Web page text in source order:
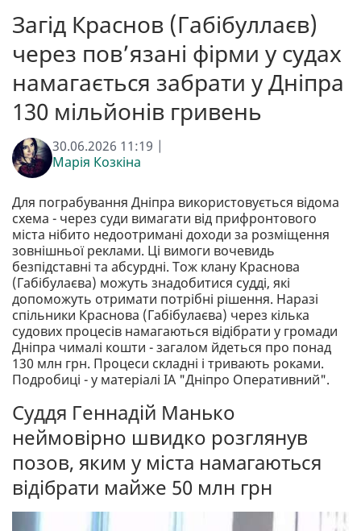
Загід Краснов (Габібуллаєв)
через повʼязані фірми у судах
намагається забрати у Дніпра
130 мільйонів гривень
30.06.2026 11:19 |
Марія Козкіна
Для пограбування Дніпра використовується відома
схема - через суди вимагати від прифронтового
міста нібито недоотримані доходи за розміщення
зовнішньої реклами. Ці вимоги вочевидь
безпідставні та абсурдні. Тож клану Краснова
(Габібулаєва) можуть знадобитися судді, які
допоможуть отримати потрібні рішення. Наразі
спільники Краснова (Габібулаєва) через кілька
судових процесів намагаються відібрати у громади
Дніпра чималі кошти - загалом йдеться про понад
130 млн грн. Процеси складні і тривають роками.
Подробиці - у матеріалі ІА "Дніпро Оперативний".
Суддя Геннадій Манько
неймовірно швидко розглянув
позов, яким у міста намагаються
відібрати майже 50 млн грн